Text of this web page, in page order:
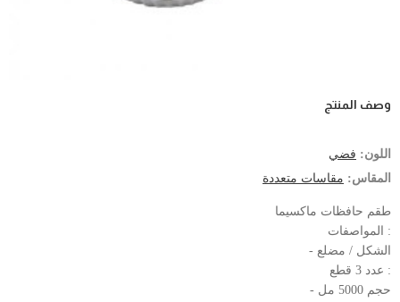
وصف المنتج
اللون: فضي
المقاس: مقاسات متعددة
طقم حافظات ماكسيما
: المواصفات
الشكل / مضلع -
: عدد 3 قطع
حجم 5000 مل -